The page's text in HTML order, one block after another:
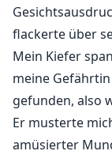
flackerte über
Mein Kiefer
meine
gefunden, also
Er musterte
amüsierter